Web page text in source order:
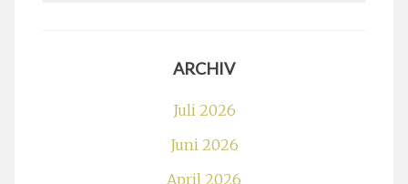
ARCHIV
Juli 2026
Juni 2026
April 2026